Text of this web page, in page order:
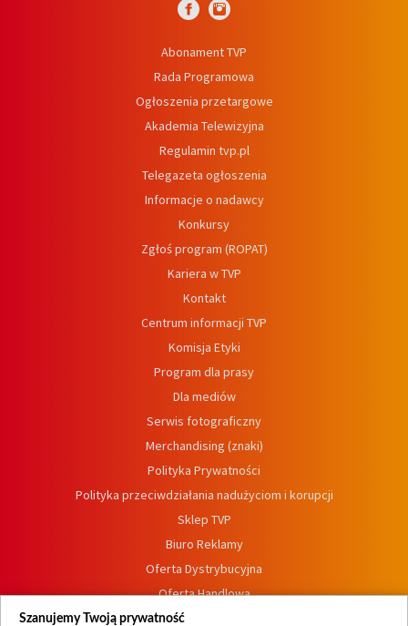
Abonament TVP
Rada Programowa
Ogłoszenia przetargowe
Akademia Telewizyjna
Regulamin tvp.pl
Telegazeta ogłoszenia
Informacje o nadawcy
Konkursy
Zgłoś program (ROPAT)
Kariera w TVP
Kontakt
Centrum informacji TVP
Komisja Etyki
Program dla prasy
Dla mediów
Serwis fotograficzny
Merchandising (znaki)
Polityka Prywatności
Polityka przeciwdziałania nadużyciom i korupcji
Sklep TVP
Biuro Reklamy
Oferta Dystrybucyjna
Oferta Handlowa
Dostępność
Szanujemy Twoją prywatność